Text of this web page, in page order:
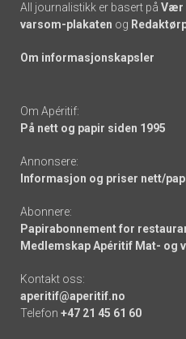
All journalistikk er basert på Vær
varsom-plakaten og
Om informasjonskapsler
Om Apéritif:
På nett og papir siden 1995
Annonsere:
Informasjon og priser nett/
Abonnere:
Papirabonnement for
Medlemskap Apéritif Mat- og
Kontakt oss:
aperitif@aperitif.no
Telefon +47 21 45 61 60